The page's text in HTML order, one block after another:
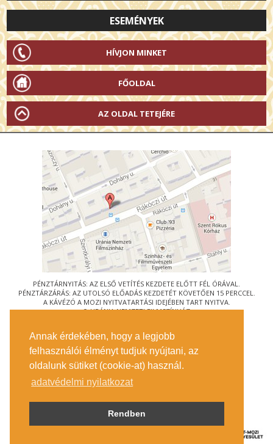
Annak érdekében, hogy a legjobb
felhasználói élményt tudjuk nyújtani, az
oldalunk sütiket (cookie-at) használ.
adatvédelmi nyilatkozat
Rendben
ESEMÉNYEK
HÍVJON MINKET
FŐOLDAL
AZ OLDAL TETEJÉRE
PÉNZTÁRNYITÁS: AZ ELSŐ VETÍTÉS KEZDETE ELŐTT FÉL ÓRÁVAL.
PÉNZTÁRZÁRÁS: AZ UTOLSÓ ELŐADÁS KEZDETÉT KÖVETŐEN 15 PERCCEL.
A KÁVÉZÓ A MOZI NYITVATARTÁSI IDEJÉBEN TART NYITVA.
© URÁNIA NEMZETI FILMSZÍNHÁZ
1088 BUDAPEST, RÁKÓCZI ÚT 21.
MEGKÖZELÍTÉS
JEGYINFORMÁCIÓ
ÍRJON NEKÜNK!
KÖZÉRDEKŰ ADATOK